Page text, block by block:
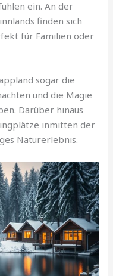
ein. An der
finden sich
für Familien oder
sogar die
und die Magie
Darüber hinaus
inmitten der
Naturerlebnis.